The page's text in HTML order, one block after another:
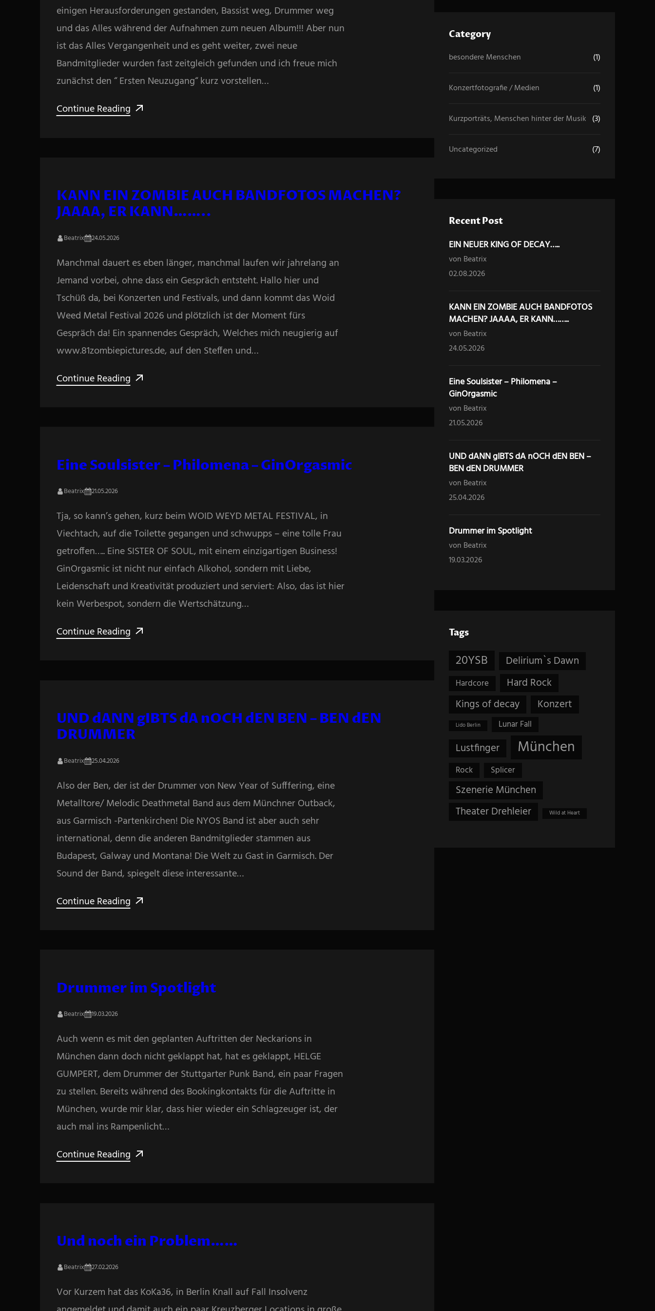
einigen Herausforderungen gestanden, Bassist weg, Drummer weg
und das Alles während der Aufnahmen zum neuen Album!!! Aber nun
ist das Alles Vergangenheit und es geht weiter, zwei neue
Bandmitglieder wurden fast zeitgleich gefunden und ich freue mich
zunächst den “ Ersten Neuzugang“ kurz vorstellen…
Continue Reading
KANN EIN ZOMBIE AUCH BANDFOTOS MACHEN?
JAAAA, ER KANN……..
Beatrix 24.05.2026
Manchmal dauert es eben länger, manchmal laufen wir jahrelang an
Jemand vorbei, ohne dass ein Gespräch entsteht. Hallo hier und
Tschüß da, bei Konzerten und Festivals, und dann kommt das Woid
Weed Metal Festival 2026 und plötzlich ist der Moment fürs
Gespräch da! Ein spannendes Gespräch, Welches mich neugierig auf
www.81zombiepictures.de, auf den Steffen und…
Continue Reading
Eine Soulsister – Philomena – GinOrgasmic
Beatrix 21.05.2026
Tja, so kann’s gehen, kurz beim WOID WEYD METAL FESTIVAL, in
Viechtach, auf die Toilette gegangen und schwupps – eine tolle Frau
getroffen….. Eine SISTER OF SOUL, mit einem einzigartigen Business!
GinOrgasmic ist nicht nur einfach Alkohol, sondern mit Liebe,
Leidenschaft und Kreativität produziert und serviert: Also, das ist hier
kein Werbespot, sondern die Wertschätzung…
Continue Reading
UND dANN gIBTS dA nOCH dEN BEN – BEN dEN
DRUMMER
Beatrix 25.04.2026
Also der Ben, der ist der Drummer von New Year of Sufffering, eine
Metalltore/ Melodic Deathmetal Band aus dem Münchner Outback,
aus Garmisch -Partenkirchen! Die NYOS Band ist aber auch sehr
international, denn die anderen Bandmitglieder stammen aus
Budapest, Galway und Montana! Die Welt zu Gast in Garmisch. Der
Sound der Band, spiegelt diese interessante…
Continue Reading
Drummer im Spotlight
Beatrix 19.03.2026
Auch wenn es mit den geplanten Auftritten der Neckarions in
München dann doch nicht geklappt hat, hat es geklappt, HELGE
GUMPERT, dem Drummer der Stuttgarter Punk Band, ein paar Fragen
zu stellen. Bereits während des Bookingkontakts für die Auftritte in
München, wurde mir klar, dass hier wieder ein Schlagzeuger ist, der
auch mal ins Rampenlicht…
Continue Reading
Und noch ein Problem……
Beatrix 27.02.2026
Vor Kurzem hat das KoKa36, in Berlin Knall auf Fall Insolvenz
Category
besondere Menschen (1)
Konzertfotografie / Medien (1)
Kurzporträts, Menschen hinter der Musik (3)
Uncategorized (7)
Recent Post
EIN NEUER KING OF DECAY…..
von Beatrix
02.08.2026
KANN EIN ZOMBIE AUCH BANDFOTOS
MACHEN? JAAAA, ER KANN……..
von Beatrix
24.05.2026
Eine Soulsister – Philomena –
GinOrgasmic
von Beatrix
21.05.2026
UND dANN gIBTS dA nOCH dEN BEN –
BEN dEN DRUMMER
von Beatrix
25.04.2026
Drummer im Spotlight
von Beatrix
19.03.2026
Tags
20YSB Delirium`s Dawn
Hardcore
Hard Rock
Kings of decay
Konzert
Lido Berlin Lunar Fall
Lustfinger München
Rock Splicer
Szenerie München
Theater Drehleier
Wild at Heart